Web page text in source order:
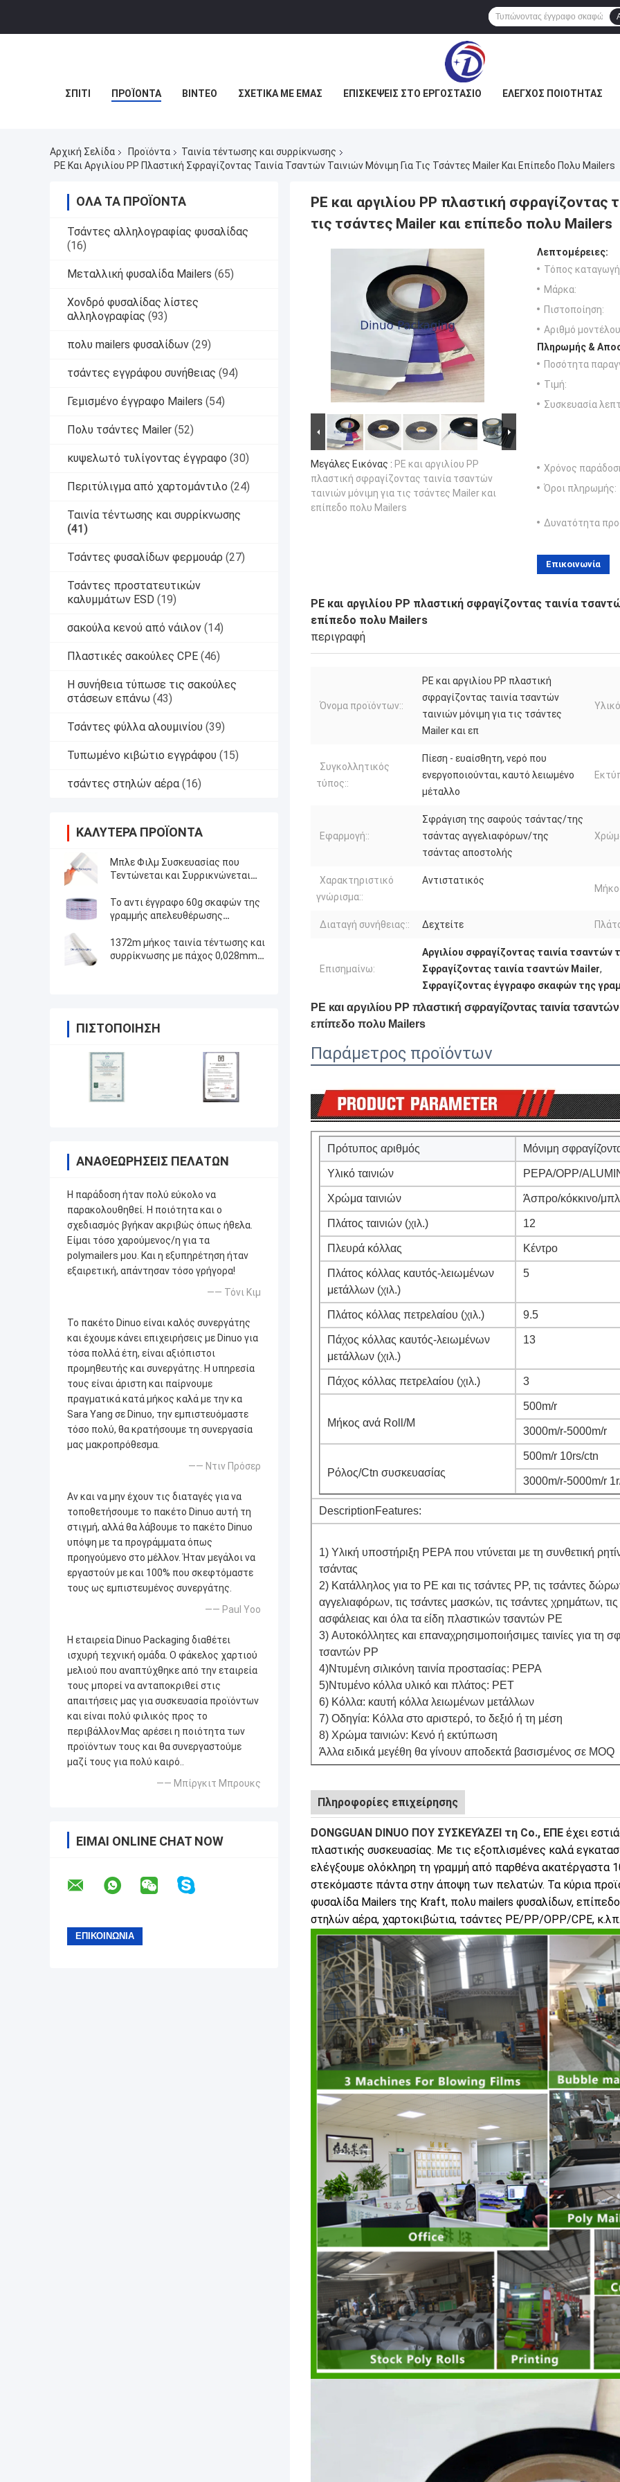
ΣΠΊΤΙ ΠΡΟΪΌΝΤΑ ΒΊΝΤΕΟ ΣΧΕΤΙΚΆ ΜΕ ΕΜΆΣ ΕΠΙΣΚΈΨΕΙΣ ΣΤΟ ΕΡΓΟΣΤΆΣΙΟ ΈΛΕΓΧΟΣ ΠΟΙΌΤΗΤΑΣ
Αρχική Σελίδα Προϊόντα
Ταινία τέντωσης και συρρίκνωσης
PE Και Αργιλίου PP Πλαστική Σφραγίζοντας Ταινία Τσαντών Ταινιών Μόνιμη Για Τις Τσάντες Mailer Και Επίπεδο Πολυ Mailers
ΌΛΑ ΤΑ ΠΡΟΪΌΝΤΑ
Τσάντες αλληλογραφίας φυσαλίδας
(16)
Μεταλλική φυσαλίδα Mailers (65)
Χονδρό φυσαλίδας λίστες
αλληλογραφίας (93)
πολυ mailers φυσαλίδων (29)
τσάντες εγγράφου συνήθειας (94)
Γεμισμένο έγγραφο Mailers (54)
Πολυ τσάντες Mailer (52)
κυψελωτό τυλίγοντας έγγραφο (30)
Περιτύλιγμα από χαρτομάντιλο (24)
Ταινία τέντωσης και συρρίκνωσης
(41)
Τσάντες φυσαλίδων φερμουάρ (27)
Τσάντες προστατευτικών
καλυμμάτων ESD (19)
σακούλα κενού από νάιλον (14)
Πλαστικές σακούλες CPE (46)
Η συνήθεια τύπωσε τις σακούλες
στάσεων επάνω (43)
Τσάντες φύλλα αλουμινίου (39)
Τυπωμένο κιβώτιο εγγράφου (15)
τσάντες στηλών αέρα (16)
ΚΑΛΎΤΕΡΑ ΠΡΟΪΌΝΤΑ
Μπλε Φιλμ Συσκευασίας που
Τεντώνεται και Συρρικνώνεται
Σχεδιασμένο
Το αντι έγγραφο 60g σκαφών της
γραμμής απελευθέρωσης
σφραγίζοντας έγγραφο τσαντών
φυσαλίδων
1372m μήκος ταινία τέντωσης και
συρρίκνωσης με πάχος 0,028mm
ΠΙΣΤΟΠΟΊΗΣΗ
ΑΝΑΘΕΩΡΉΣΕΙΣ ΠΕΛΑΤΏΝ
Η παράδοση ήταν πολύ εύκολο να
παρακολουθηθεί. Η ποιότητα και ο
σχεδιασμός βγήκαν ακριβώς όπως ήθελα.
Είμαι τόσο χαρούμενος/η για τα
polymailers μου. Και η εξυπηρέτηση ήταν
εξαιρετική, απάντησαν τόσο γρήγορα!
—— Τόνι Κιμ
Το πακέτο Dinuo είναι καλός συνεργάτης
και έχουμε κάνει επιχειρήσεις με Dinuo για
τόσα πολλά έτη, είναι αξιόπιστοι
προμηθευτής και συνεργάτης. Η υπηρεσία
τους είναι άριστη και παίρνουμε
πραγματικά κατά μήκος καλά με την κα
Sara Yang σε Dinuo, την εμπιστευόμαστε
τόσο πολύ, θα κρατήσουμε τη συνεργασία
μας μακροπρόθεσμα.
—— Ντιν Πρόσερ
Αν και να μην έχουν τις διαταγές για να
τοποθετήσουμε το πακέτο Dinuo αυτή τη
στιγμή, αλλά θα λάβουμε το πακέτο Dinuo
υπόψη με τα προγράμματα όπως
προηγούμενο στο μέλλον. Ήταν μεγάλοι να
εργαστούν με και 100% που σκεφτόμαστε
τους ως εμπιστευμένος συνεργάτης.
—— Paul Yoo
Η εταιρεία Dinuo Packaging διαθέτει
ισχυρή τεχνική ομάδα. Ο φάκελος χαρτιού
μελιού που αναπτύχθηκε από την εταιρεία
τους μπορεί να ανταποκριθεί στις
απαιτήσεις μας για συσκευασία προϊόντων
και είναι πολύ φιλικός προς το
περιβάλλον.Μας αρέσει η ποιότητα των
προϊόντων τους και θα συνεργαστούμε
μαζί τους για πολύ καιρό..
—— Μπίργκιτ Μπρουκς
ΕΊΜΑΙ ONLINE CHAT NOW
PE και αργιλίου PP πλαστική σφραγίζοντας
τις τσάντες Mailer και επίπεδο πολυ Mailers
Μεγάλες Εικόνας : PE και αργιλίου PP
πλαστική σφραγίζοντας ταινία τσαντών
ταινιών μόνιμη για τις τσάντες Mailer και
επίπεδο πολυ Mailers
Λεπτομέρειες:
Τόπος
Μάρκα:
Πιστοποίηση:
Αριθμό
Πληρωμής &
Ποσότητα
Τιμή:
Συσκευασία
Χρόνος
Όροι πληρωμής:
Δυνατότητα
Επικοινωνία
PE και αργιλίου PP πλαστική σφραγίζοντας ταινία
επίπεδο πολυ Mailers
περιγραφή
Όνομα προϊόντων::
PE και αργιλίου PP πλαστική
σφραγίζοντας ταινία τσαντών
ταινιών μόνιμη για τις τσάντες
Mailer και επ
Συγκολλητικός
τύπος::
Πίεση - ευαίσθητη, νερό που
ενεργοποιούνται, καυτό λειωμένο
μέταλλο
Εφαρμογή::
Σφράγιση της σαφούς τσάντας/της
τσάντας αγγελιαφόρων/της
τσάντας αποστολής
Χαρακτηριστικό
γνώρισμα::
Αντιστατικός
Διαταγή συνήθειας:: Δεχτείτε
Επισημαίνω:
Αργιλίου σφραγίζοντας ταινία τσαντών
Σφραγίζοντας ταινία τσαντών Mailer,
Σφραγίζοντας έγγραφο σκαφών της
PE και αργιλίου PP πλαστική σφραγίζοντας ταινία
επίπεδο πολυ Mailers
Παράμετρος προϊόντων
Πρότυπος αριθμός Μόνιμη
Υλικό ταινιών PEPA/OPP/
Χρώμα ταινιών Άσπρο/κόκκινο/
Πλάτος ταινιών (χιλ.) 12
Πλευρά κόλλας Κέντρο
Πλάτος κόλλας καυτός-λειωμένων
μετάλλων (χιλ.)
5
Πλάτος κόλλας πετρελαίου (χιλ.) 9.5
Πάχος κόλλας καυτός-λειωμένων
μετάλλων (χιλ.)
13
Πάχος κόλλας πετρελαίου (χιλ.) 3
Μήκος ανά Roll/M
500m/r
3000m/r-5000m/r
Ρόλος/Ctn συσκευασίας
500m/r 10rs/ctn
3000m/r-5000m/r
DescriptionFeatures:
1) Υλική υποστήριξη PEPA που ντύνεται με τη συνθετική
τσάντας
2) Κατάλληλος για το PE και τις τσάντες PP, τις τσάντες
αγγελιαφόρων, τις τσάντες μασκών, τις τσάντες χρημάτων,
ασφάλειας και όλα τα είδη πλαστικών τσαντών PE
3) Αυτοκόλλητες και επαναχρησιμοποιήσιμες ταινίες για τη
τσαντών PP
4)Ντυμένη σιλικόνη ταινία προστασίας: PEPA
5)Ντυμένο κόλλα υλικό και πλάτος: PET
6) Κόλλα: καυτή κόλλα λειωμένων μετάλλων
7) Οδηγία: Κόλλα στο αριστερό, το δεξιό ή τη μέση
8) Χρώμα ταινιών: Κενό ή εκτύπωση
Άλλα ειδικά μεγέθη θα γίνουν αποδεκτά βασισμένος σε MOQ
Πληροφορίες επιχείρησης
DONGGUAN DINUO ΠΟΥ ΣΥΣΚΕΥΆΖΕΙ τη Co., ΕΠΕ έχει
πλαστικής συσκευασίας. Με τις εξοπλισμένες καλά
ελέγξουμε ολόκληρη τη γραμμή από παρθένα ακατέργαστα
στεκόμαστε πάντα στην άποψη των πελατών. Τα κύρια
φυσαλίδα Mailers της Kraft, πολυ mailers φυσαλίδων,
στηλών αέρα, χαρτοκιβώτια, τσάντες PE/PP/OPP/CPE,